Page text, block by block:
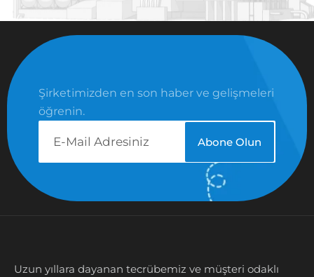
Şirketimizden en son haber ve gelişmeleri
öğrenin.
Uzun yıllara dayanan tecrübemiz ve müşteri odaklı